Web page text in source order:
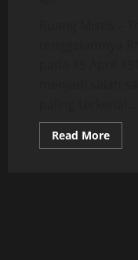
Read MoreRead
more